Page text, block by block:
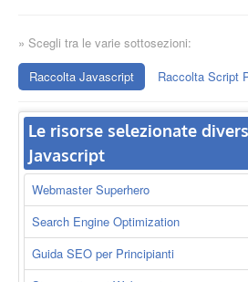
» Scegli tra le varie sottosezioni:
Raccolta Javascript
Raccolta Script
Le risorse selezionate
Javascript
Webmaster Superhero
Search Engine Optimization
Guida SEO per Principianti